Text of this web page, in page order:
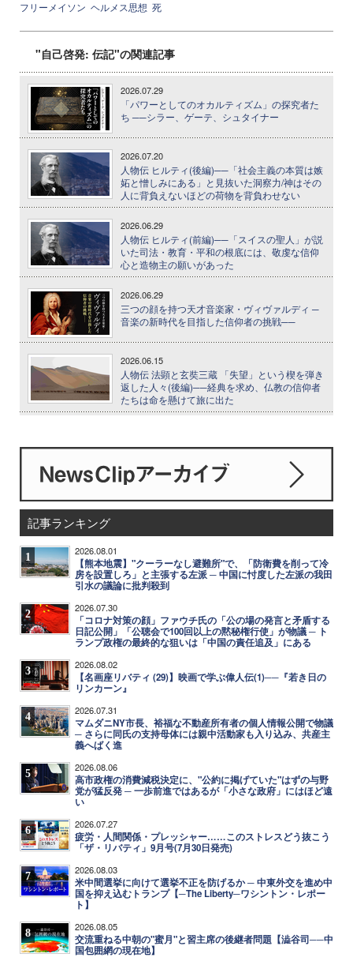
フリーメイソン ヘルメス思想 死
"自己啓発: 伝記"の関連記事
2026.07.29
「パワーとしてのオカルティズム」の探究者た
ち ──シラー、ゲーテ、シュタイナー
2026.07.20
人物伝 ヒルティ(後編)──「社会主義の本質は嫉
妬と憎しみにある」と見抜いた洞察力/神はその
人に背負えないほどの荷物を背負わせない
2026.06.29
人物伝 ヒルティ(前編)──「スイスの聖人」が説
いた司法・教育・平和の根底には、敬虔な信仰
心と造物主の願いがあった
2026.06.29
三つの顔を持つ天才音楽家・ヴィヴァルディ ─
音楽の新時代を目指した信仰者の挑戦──
2026.06.15
人物伝 法顕と玄奘三蔵 「失望」という楔を弾き
返した人々(後編)──経典を求め、仏教の信仰者
たちは命を懸けて旅に出た
記事ランキング
1 2026.08.01
【熊本地震】"クーラーなし避難所"で、「防衛費を削って冷
房を設置しろ」と主張する左派 ─ 中国に忖度した左派の我田
引水の議論に批判殺到
2 2026.07.30
「コロナ対策の顔」ファウチ氏の「公の場の発言と矛盾する
日記公開」「公聴会で100回以上の黙秘権行使」が物議 ─ ト
ランプ政権の最終的な狙いは「中国の責任追及」にある
3 2026.08.02
【名画座リバティ (29)】映画で学ぶ偉人伝(1)──『若き日の
リンカーン』
4 2026.07.31
マムダニNY市長、裕福な不動産所有者の個人情報公開で物議
─ さらに同氏の支持母体には親中活動家も入り込み、共産主
義へばく進
5 2026.08.06
高市政権の消費減税決定に、"公約に掲げていた"はずの与野
党が猛反発 ─ 一歩前進ではあるが「小さな政府」にはほど遠
い
6 2026.07.27
疲労・人間関係・プレッシャー……このストレスどう抜こう
「ザ・リバティ」9月号(7月30日発売)
7 2026.08.03
米中間選挙に向けて選挙不正を防げるか ─ 中東外交を進め中
国を抑え込むトランプ【─The Liberty─ワシントン・レポー
ト】
8 2026.08.05
交流重ねる中朝の"蜜月"と習主席の後継者問題【澁谷司──中
国包囲網の現在地】